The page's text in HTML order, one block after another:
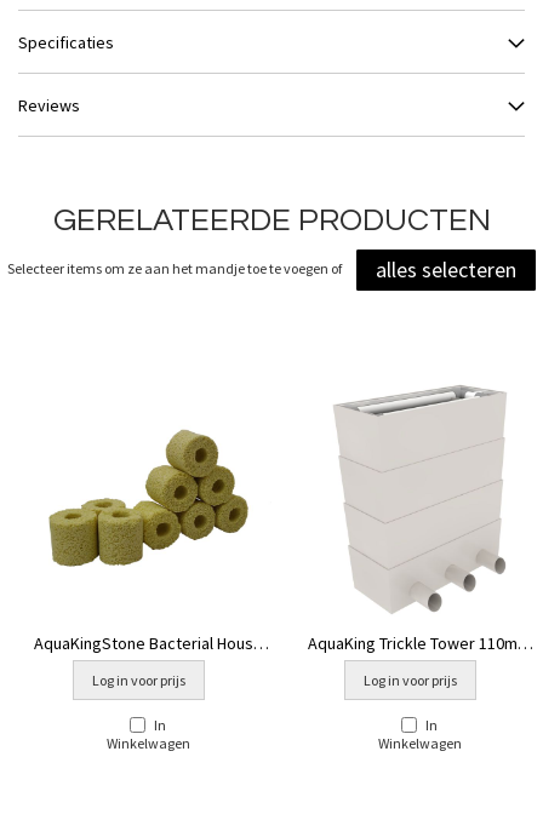
Specificaties
Reviews
GERELATEERDE PRODUCTEN
Selecteer items om ze aan het mandje toe te voegen of alles selecteren
AquaKingStone Bacterial House
40x40 mm
Log in voor prijs
In
Winkelwagen
AquaKing Trickle Tower 110mm
Big
Log in voor prijs
In
Winkelwagen